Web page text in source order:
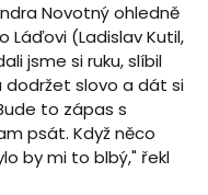
Novotný ohledně
(Ladislav Kutil,
jsme si ruku, slíbil
dodržet slovo a dát si
to zápas s
psát. Když něco
by mi to blbý," řekl